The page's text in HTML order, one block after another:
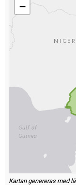
−
Kartan genereras med